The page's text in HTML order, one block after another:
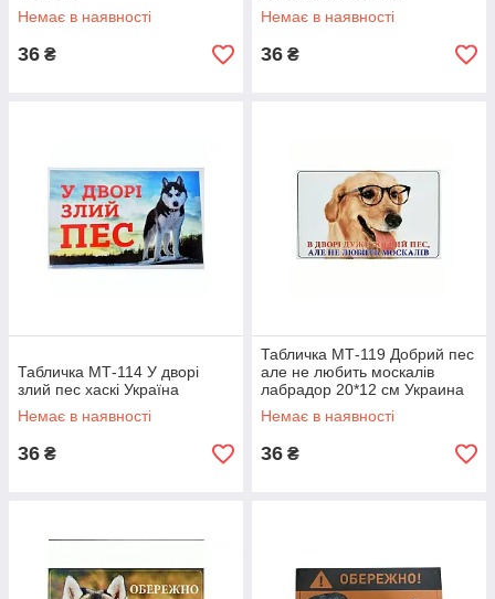
Немає в наявності
36 ₴
Немає в наявності
36 ₴
Табличка МТ-114 У дворі
злий пес хаскі Україна
Немає в наявності
36 ₴
Табличка МТ-119 Добрий пес
але не любить москалів
лабрадор 20*12 см Украина
Немає в наявності
36 ₴